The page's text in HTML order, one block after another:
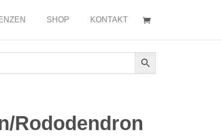
SHOP KONTAKT
Rododendron